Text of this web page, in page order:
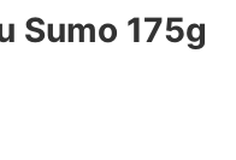
Sumo 175g